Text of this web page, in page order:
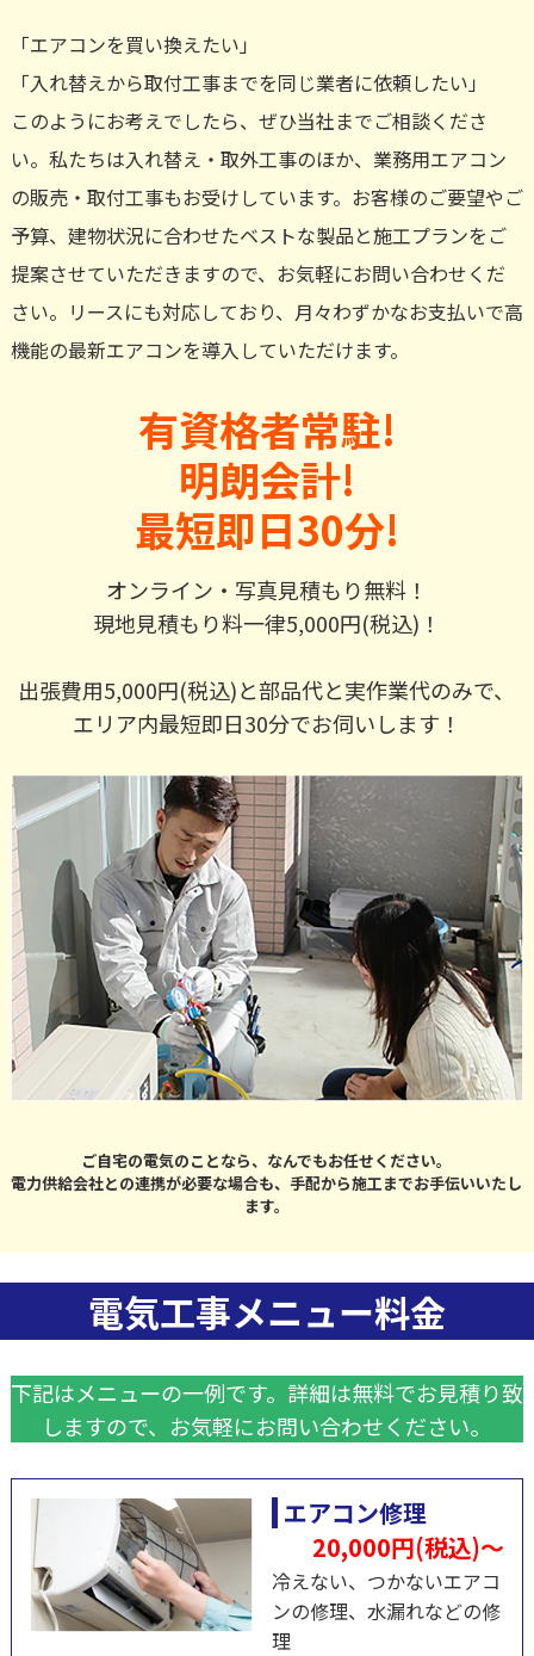
「エアコンを買い換えたい」
「入れ替えから取付工事までを同じ業者に依頼したい」
このようにお考えでしたら、ぜひ当社までご相談くださ
い。私たちは入れ替え・取外工事のほか、業務用エアコン
の販売・取付工事もお受けしています。お客様のご要望やご
予算、建物状況に合わせたベストな製品と施工プランをご
提案させていただきますので、お気軽にお問い合わせくだ
さい。リースにも対応しており、月々わずかなお支払いで高
機能の最新エアコンを導入していただけます。
有資格者常駐!
明朗会計!
最短即日30分!
オンライン・写真見積もり無料！
現地見積もり料一律5,000円(税込)！
出張費用5,000円(税込)と部品代と実作業代のみで、
エリア内最短即日30分でお伺いします！
ご自宅の電気のことなら、なんでもお任せください。
電力供給会社との連携が必要な場合も、手配から施工までお手伝いいたし
ます。
電気工事メニュー料金
下記はメニューの一例です。 詳細は無料でお見積り致
しますので、 お気軽にお問い合わせください。
エアコン修理
20,000円(税込)～
冷えない、つかないエアコ
ンの修理、⽔漏れなどの修
理